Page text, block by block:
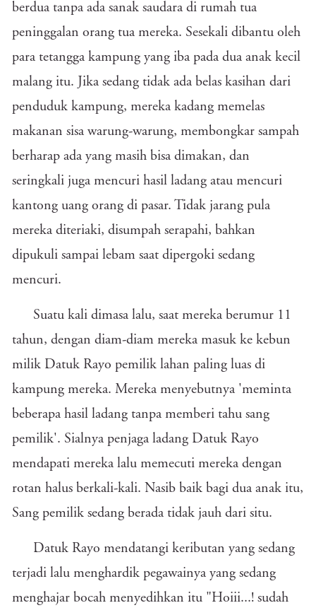
berdua tanpa ada sanak saudara di rumah tua
peninggalan orang tua mereka. Sesekali dibantu oleh
para tetangga kampung yang iba pada dua anak kecil
malang itu. Jika sedang tidak ada belas kasihan dari
penduduk kampung, mereka kadang memelas
makanan sisa warung-warung, membongkar sampah
berharap ada yang masih bisa dimakan, dan
seringkali juga mencuri hasil ladang atau mencuri
kantong uang orang di pasar. Tidak jarang pula
mereka diteriaki, disumpah serapahi, bahkan
dipukuli sampai lebam saat dipergoki sedang
mencuri.
Suatu kali dimasa lalu, saat mereka berumur 11
tahun, dengan diam-diam mereka masuk ke kebun
milik Datuk Rayo pemilik lahan paling luas di
kampung mereka. Mereka menyebutnya 'meminta
beberapa hasil ladang tanpa memberi tahu sang
pemilik'. Sialnya penjaga ladang Datuk Rayo
mendapati mereka lalu memecuti mereka dengan
rotan halus berkali-kali. Nasib baik bagi dua anak itu,
Sang pemilik sedang berada tidak jauh dari situ.
Datuk Rayo mendatangi keributan yang sedang
terjadi lalu menghardik pegawainya yang sedang
menghajar bocah menyedihkan itu "Hoiii...! sudah